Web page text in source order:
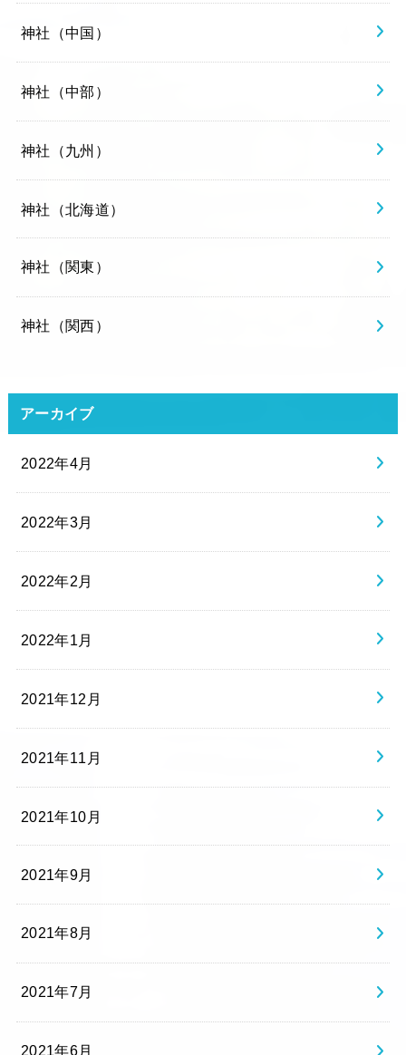
神社（中国）
神社（中部）
神社（九州）
神社（北海道）
神社（関東）
神社（関西）
アーカイブ
2022年4月
2022年3月
2022年2月
2022年1月
2021年12月
2021年11月
2021年10月
2021年9月
2021年8月
2021年7月
2021年6月